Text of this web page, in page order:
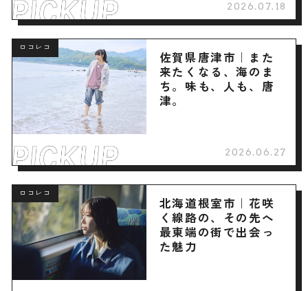
2026.07.18
ロコレコ
佐賀県唐津市｜また
来たくなる、海のま
ち。味も、人も、唐
津。
2026.06.27
ロコレコ
北海道根室市｜花咲
く線路の、その先へ
最東端の街で出会っ
た魅力